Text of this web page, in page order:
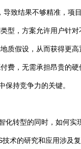
致结果不够精准，项
，方案允许用户针
质假设，从而获得更高
费，无需承担昂贵的
保持竞争力的关键。
转型的同时，如何
术的研究和应用涉